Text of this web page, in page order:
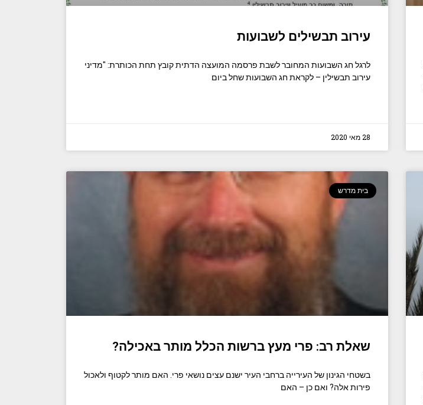
עירוב תבשילים לשבועות
לרגל חג השבועות המחובר לשבת פרסמה המועצה הדתית קובץ תחת הכותרת: "מדיני
עירוב תבשילין – לקראת חג השבועות שחל ביום
28 מאי 2020
בית מדרש
שאלת רב: פרי מעץ ברשות הכלל מותר באכילה?
בשטחי הגינון של העירייה ברחבי העיר ישנם עצים נושאי פרי. האם מותר לקטוף ולאכול
פירות אלה? ואם כן – האם